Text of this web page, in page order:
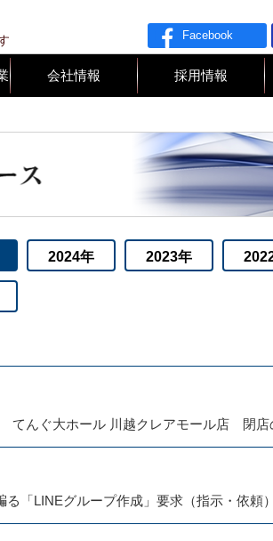
Facebook
会社情報 採用情報
2024年 2023年
てんぐ大ホール 川越クレアモール店 閉店
る「LINEグループ作成」要求（指示・依頼